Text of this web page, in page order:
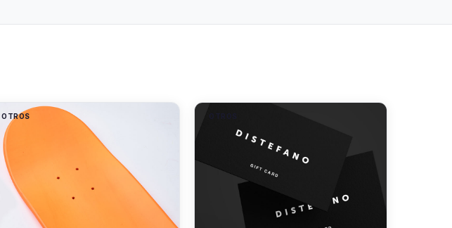
OTROS OTROS